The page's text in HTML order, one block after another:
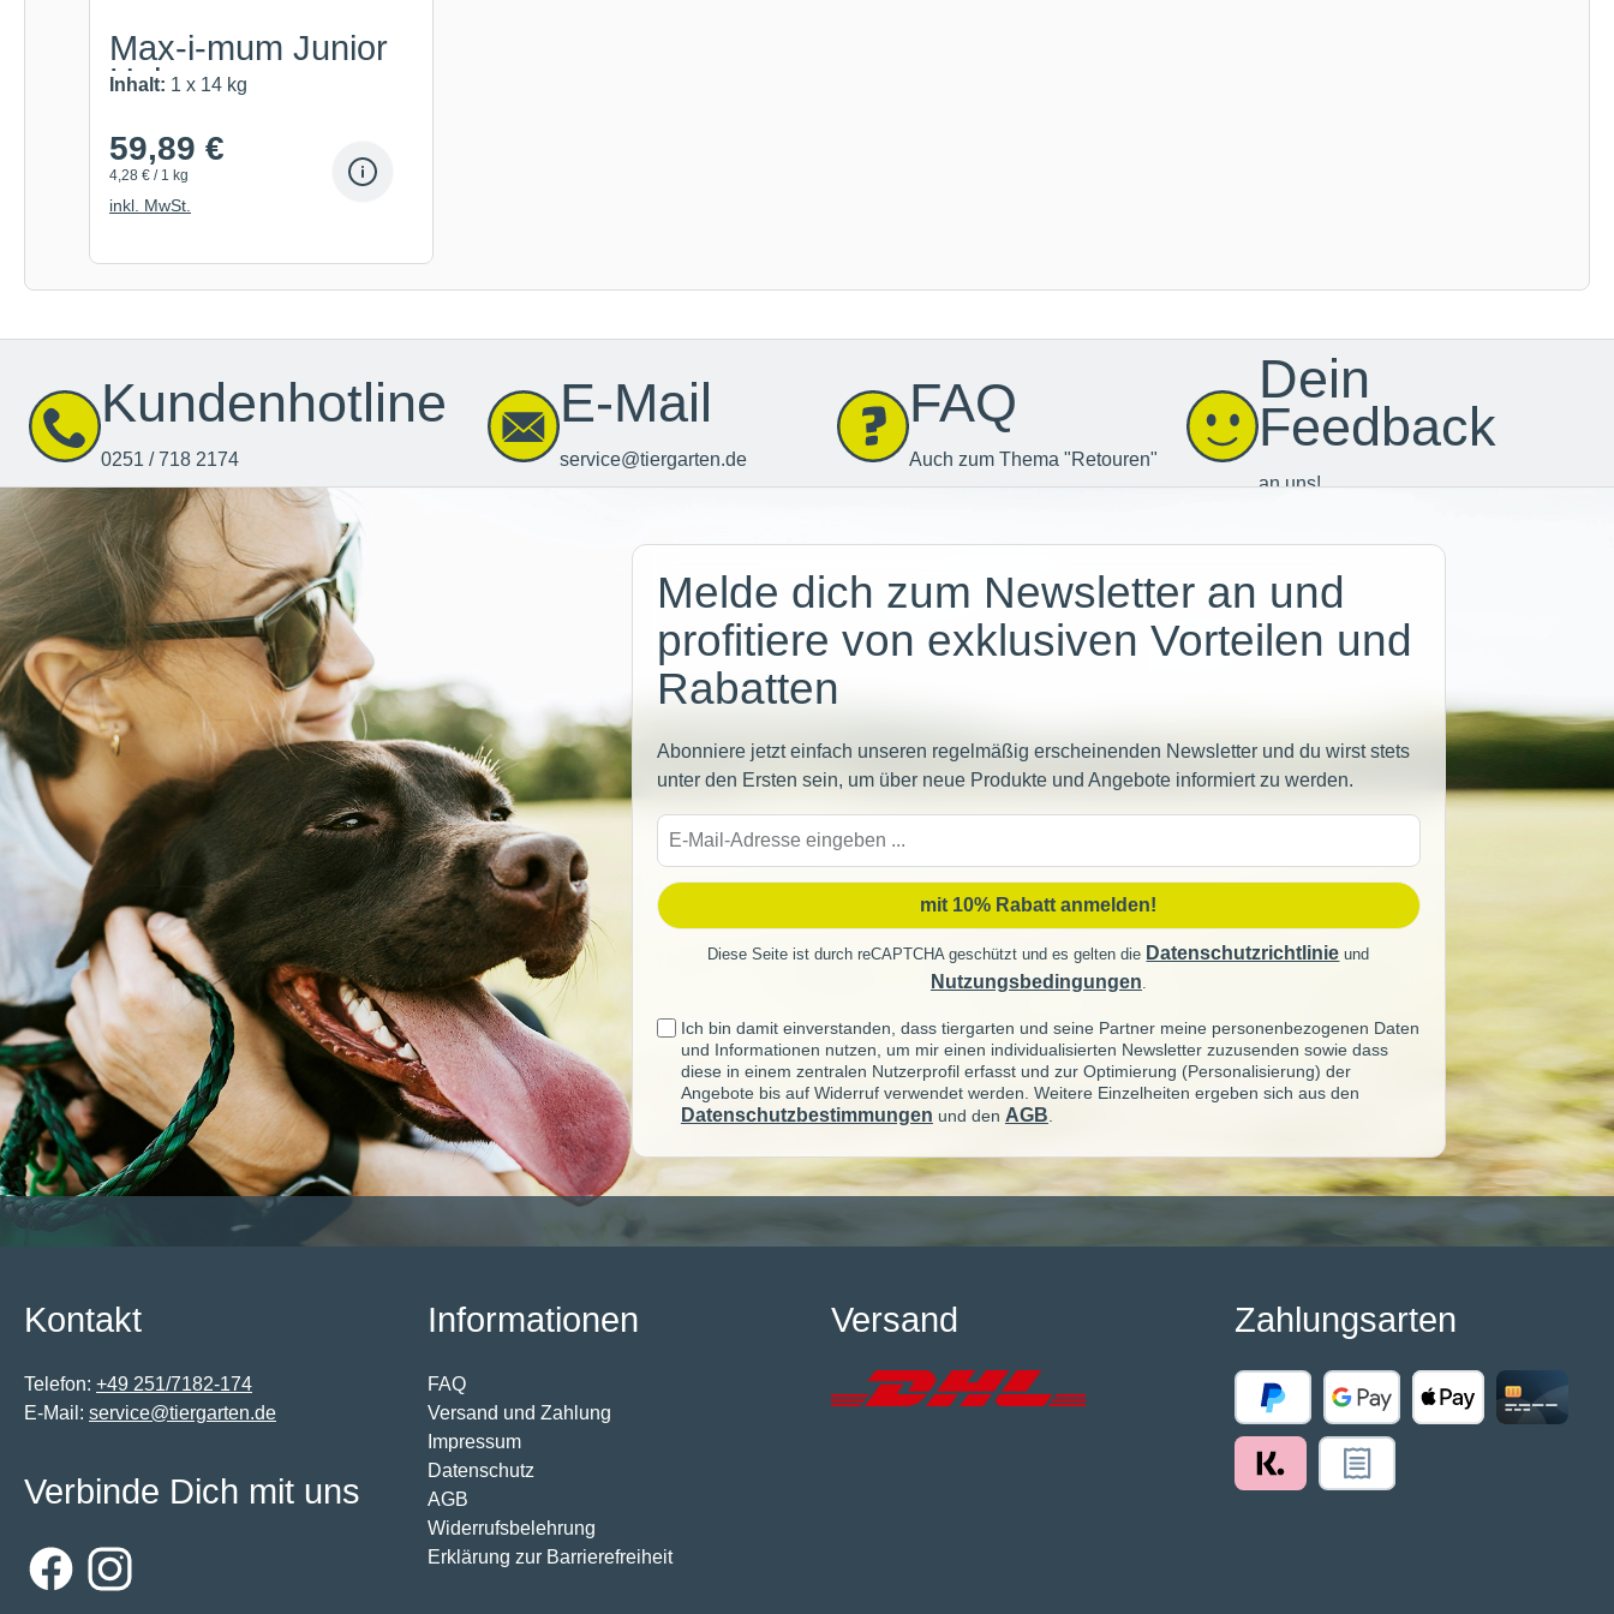
Max-i-mum Junior
Huhn
Inhalt: 1 x 14 kg
59,89 €
4,28 € / 1 kg
inkl. MwSt.
Kundenhotline
0251 / 718 2174
E-Mail
service@tiergarten.de
FAQ
Auch zum Thema "Retouren"
Dein
Feedback
an uns!
Melde dich zum Newsletter an und
profitiere von exklusiven Vorteilen und
Rabatten
Abonniere jetzt einfach unseren regelmäßig erscheinenden Newsletter und du wirst stets
unter den Ersten sein, um über neue Produkte und Angebote informiert zu werden.
Adresse
mit 10% Rabatt anmelden!
Diese Seite ist durch reCAPTCHA geschützt und es gelten die Datenschutzrichtlinie und
Nutzungsbedingungen.
Ich bin damit einverstanden, dass tiergarten und seine Partner meine personenbezogenen Daten
und Informationen nutzen, um mir einen individualisierten Newsletter zuzusenden sowie dass
diese in einem zentralen Nutzerprofil erfasst und zur Optimierung (Personalisierung) der
Angebote bis auf Widerruf verwendet werden. Weitere Einzelheiten ergeben sich aus den
Datenschutzbestimmungen und den AGB
Kontakt
Telefon: +49 251/7182-174
E-Mail: service@tiergarten.de
Informationen
FAQ
Versand und Zahlung
Impressum
Datenschutz
AGB
Widerrufsbelehrung
Erklärung zur Barrierefreiheit
Versand Zahlungsarten
Verbinde Dich mit uns
FacebookInstagram